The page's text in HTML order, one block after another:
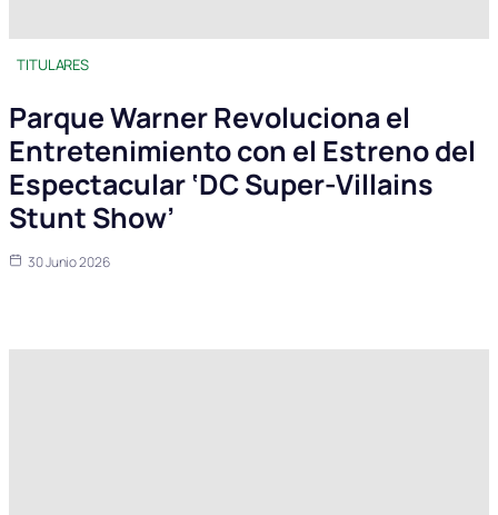
TITULARES
Parque Warner Revoluciona el
Entretenimiento con el Estreno del
Espectacular ‘DC Super-Villains
Stunt Show’
30 Junio 2026